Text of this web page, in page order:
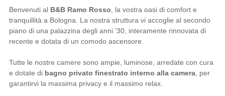
Benvenuti al B&B Ramo Rosso, la vostra oasi di comfort e
tranquillità a Bologna. La nostra struttura vi accoglie al secondo
piano di una palazzina degli anni '30, interamente rinnovata di
recente e dotata di un comodo ascensore.
Tutte le nostre camere sono ampie, luminose, arredate con cura
e dotate di bagno privato finestrato interno alla camera, per
garantirvi la massima privacy e il massimo relax.